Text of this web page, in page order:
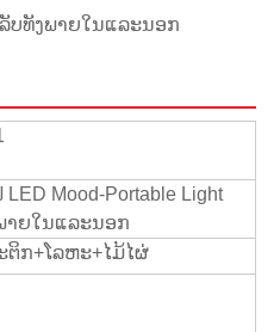
ບທັງພາຍໃນແລະນອກ
LED Mood-Portable Light
າຍໃນແລະນອກ
ຕິກ+ໂລຫະ+ໄມ້ໄຜ່